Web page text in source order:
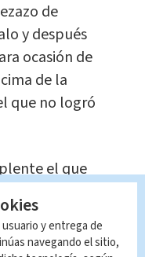
de
y después
ocasión de
de la
que no logró
el que
el 70,
tras un
y entrega de
navegando el sitio,